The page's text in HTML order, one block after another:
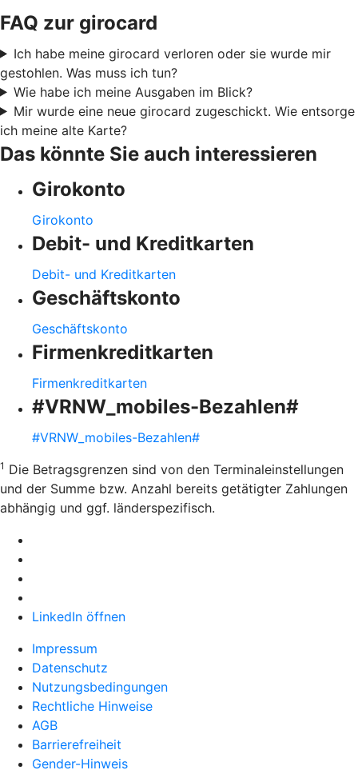
FAQ zur girocard
Ich habe meine girocard verloren oder sie wurde mir
gestohlen. Was muss ich tun?
Wie habe ich meine Ausgaben im Blick?
Mir wurde eine neue girocard zugeschickt. Wie entsorge
ich meine alte Karte?
Das könnte Sie auch interessieren
Girokonto
Girokonto
Debit- und Kreditkarten
Debit- und Kreditkarten
Geschäftskonto
Geschäftskonto
Firmenkreditkarten
Firmenkreditkarten
#VRNW_mobiles-Bezahlen#
#VRNW_mobiles-Bezahlen#
1 Die Betragsgrenzen sind von den Terminaleinstellungen
und der Summe bzw. Anzahl bereits getätigter Zahlungen
abhängig und ggf. länderspezifisch.
LinkedIn öffnen
Impressum
Datenschutz
Nutzungsbedingungen
Rechtliche Hinweise
AGB
Barrierefreiheit
Gender-Hinweis